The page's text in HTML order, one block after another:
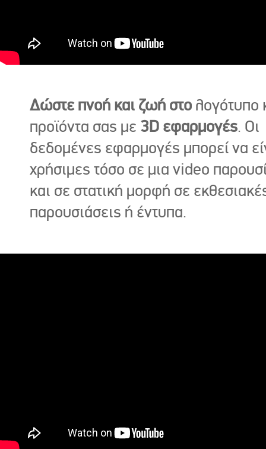
Δώστε πνοή και ζωή στο λογότυπο
προϊόντα σας με 3D εφαρμογές. Οι
δεδομένες εφαρμογές μπορεί να
χρήσιμες τόσο σε μια video
και σε στατική μορφή σε
παρουσιάσεις ή έντυπα.